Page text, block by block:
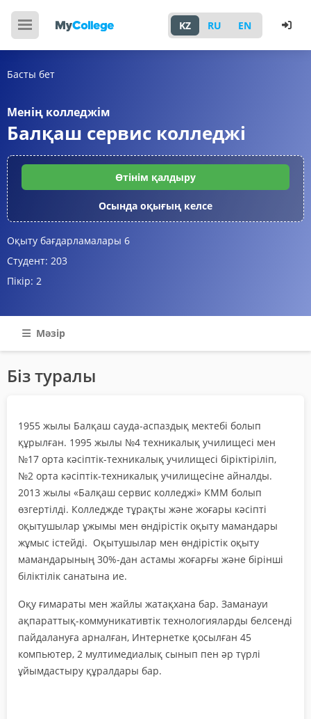
KZ RU EN
Басты бет
Менің колледжім
Балқаш сервис колледжі
Өтінім қалдыру
Осында оқығың келсе
Оқыту бағдарламалары 6
Студент: 203
Пікір: 2
Мәзір
Біз туралы
1955 жылы Балқаш сауда-аспаздық мектебі болып
құрылған. 1995 жылы №4 техникалық училищесі мен
№17 орта кәсіптік-техникалық училищесі біріктіріліп,
№2 орта кәсіптік-техникалық училищесіне айналды.
2013 жылы «Балқаш сервис колледжі» КММ болып
өзгертілді. Колледжде тұрақты және жоғары кәсіпті
оқытушылар ұжымы мен өндірістік оқыту мамандары
жұмыс істейді. Оқытушылар мен өндірістік оқыту
мамандарының 30%-дан астамы жоғарғы және бірінші
біліктілік санатына ие.
Оқу ғимараты мен жайлы жатақхана бар. Заманауи
ақпараттық-коммуникативтік технологияларды белсенді
пайдалануға арналған, Интернетке қосылған 45
компьютер, 2 мултимедиалық сынып пен әр түрлі
ұйымдастыру құралдары бар.